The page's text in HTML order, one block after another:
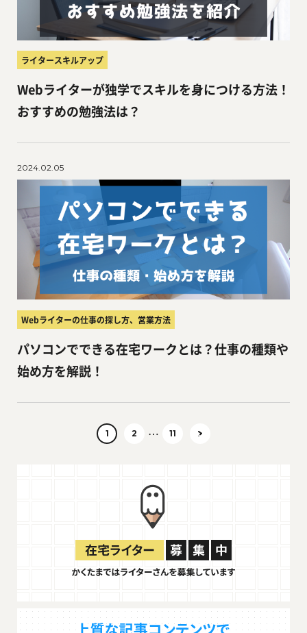
ライタースキルアップ
Webライターが独学でスキルを身につける方法！
おすすめの勉強法は？
Webライターの仕事の探し方、営業方法
2024.02.05
パソコンでできる在宅ワークとは？仕事の種類や
始め方を解説！
1 2 … 11
次へ